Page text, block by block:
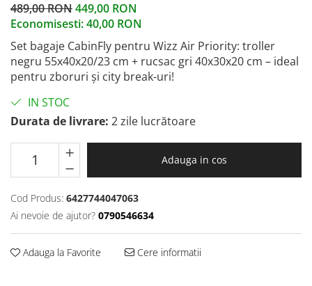
489,00 RON449,00 RON
Economisesti:40,00 RON
Set bagaje CabinFly pentru Wizz Air Priority: troller
negru 55x40x20/23 cm + rucsac gri 40x30x20 cm – ideal
pentru zboruri și city break-uri!
IN STOC
Durata de livrare: 2 zile lucrătoare
Adauga in cos
Cod Produs: 6427744047063
Ai nevoie de ajutor? 0790546634
Adauga la Favorite Cere informatii